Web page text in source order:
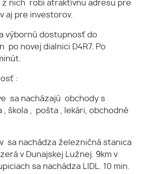
z nich robí atraktívnu adresu pre
aj pre investorov.
výbornú dostupnosť do
po novej dialnici D4R7. Po
:
sa nacházajú obchody s
, škola , pošta , lekári, obchodné
sa nachádza železničná stanica
v Dunajskej Lužnej. 9km v
sa nachádza LIDL. 10 min.